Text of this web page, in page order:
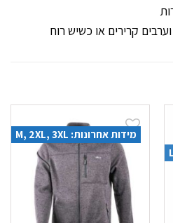
קרירים או כשיש רוח
מידות אחרונות: M, 2XL, 3XL